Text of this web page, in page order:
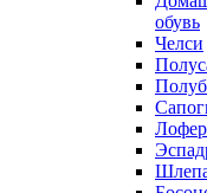
обувь
Челси